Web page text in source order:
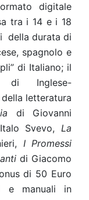
digitale
tra i 14 e i 18
della durata di
spagnolo e
di Italiano; il
di Inglese-
letteratura
di Giovanni
Svevo,La
I Promessi
di Giacomo
di 50 Euro
e manuali in